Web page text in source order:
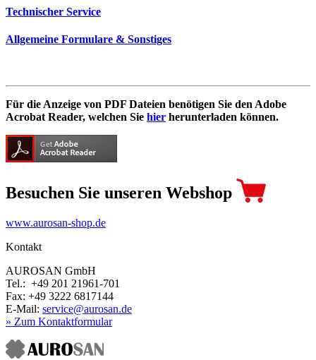
Technischer Service
Allgemeine Formulare & Sonstiges
Für die Anzeige von PDF Dateien benötigen Sie den Adobe
Acrobat Reader, welchen Sie hier herunterladen können.
Besuchen Sie unseren Webshop
www.aurosan-shop.de
Kontakt
AUROSAN GmbH
Tel.: +49 201 21961-701
Fax: +49 3222 6817144
E-Mail: service@aurosan.de
» Zum Kontaktformular